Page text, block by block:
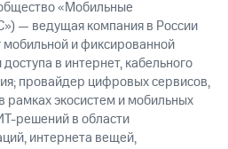
«Мобильные
— ведущая компания в России
и фиксированной
в интернет, кабельного
провайдер цифровых сервисов,
рамках экосистем и мобильных
решений в области
интернета вещей,